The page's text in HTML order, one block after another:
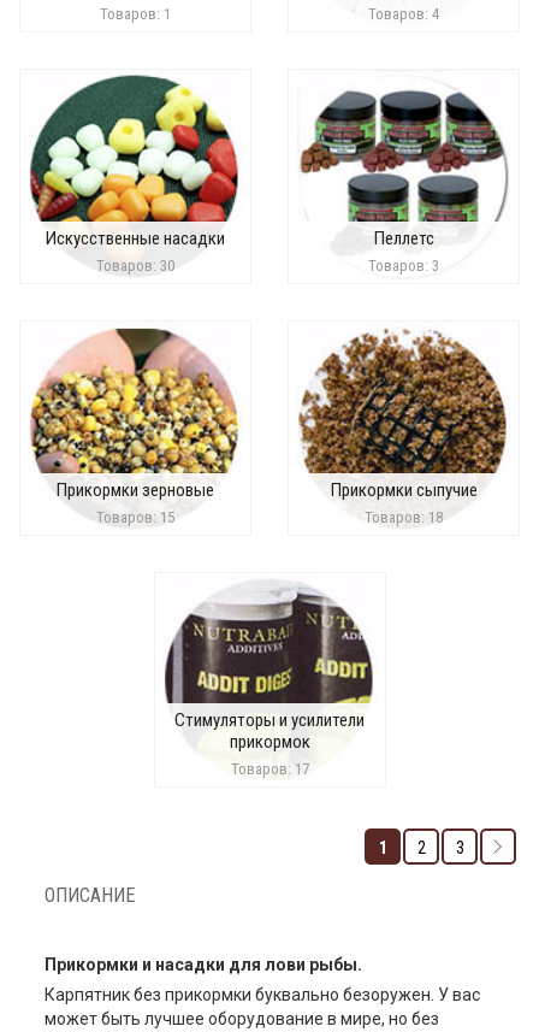
Товаров: 1 Товаров: 4
Искусственные насадки
Товаров: 30
Пеллетс
Товаров: 3
Прикормки зерновые
Товаров: 15
Прикормки сыпучие
Товаров: 18
Стимуляторы и усилители
прикормок
Товаров: 17
1 2 3
ОПИСАНИЕ
Прикормки и насадки для лови рыбы.
Карпятник без прикормки буквально безоружен. У вас
может быть лучшее оборудование в мире, но без